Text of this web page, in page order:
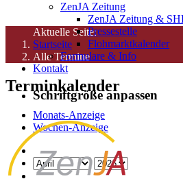
ZenJA Zeitung
ZenJA Zeitung &
Pressestelle
Flohmarktkalender
Formulare & Info
Kontakt
Schriftgröße anpassen
Aktuelle Seite:
Startseite
Alle Termine
Terminkalender
Monats-Anzeige
Wochen-Anzeige